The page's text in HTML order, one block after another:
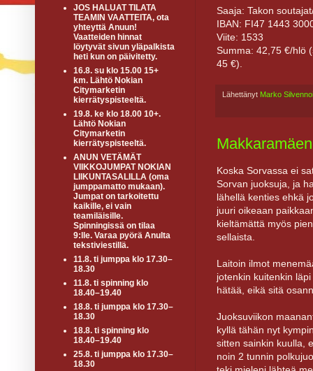
Saaja: Takon
IBAN: FI47 1443
Viite: 1533
Summa: 42,75 €/hlö
45 €).
Lähettänyt Marko
Koska Sorvassa ei
Sorvan juoksuja, ja
lähellä kenties ehkä
juuri oikeaan
kieltämättä myös
sellaista.
Laitoin ilmot
jotenkin kuitenkin
hätää, eikä sitä
Juoksuviikon
kyllä tähän nyt
sitten sainkin kuulla,
noin 2 tunnin
JOS HALUAT TILATA
TEAMIN VAATTEITA, ota
yhteyttä Anuun!
Vaatteiden hinnat
löytyvät sivun yläpalkista
heti kun on päivitetty.
16.8. su klo 15.00 15+
km. Lähtö Nokian
Citymarketin
kierrätyspisteeltä.
19.8. ke klo 18.00 10+.
Lähtö Nokian
Citymarketin
kierrätyspisteeltä.
ANUN VETÄMÄT
VIIKKOJUMPAT NOKIAN
LIIKUNTASALILLA (oma
jumppamatto mukaan).
Jumpat on tarkoitettu
kaikille, ei vain
teamiläisille.
Spinningissä on tilaa
9:lle. Varaa pyörä Anulta
tekstiviestillä.
11.8. ti jumppa klo 17.30–
18.30
11.8. ti spinning klo
18.40–19.40
18.8. ti jumppa klo 17.30–
18.30
18.8. ti spinning klo
18.40–19.40
25.8. ti jumppa klo 17.30–
18.30